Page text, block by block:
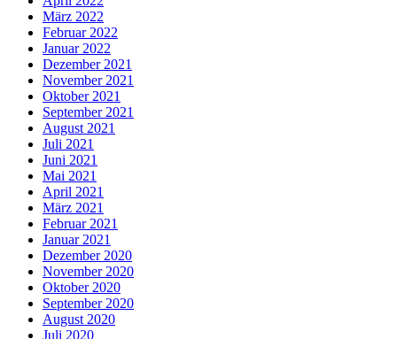
März 2022
Februar 2022
Januar 2022
Dezember 2021
November 2021
Oktober 2021
September 2021
August 2021
Juli 2021
Juni 2021
Mai 2021
April 2021
März 2021
Februar 2021
Januar 2021
Dezember 2020
November 2020
Oktober 2020
September 2020
August 2020
Juli 2020